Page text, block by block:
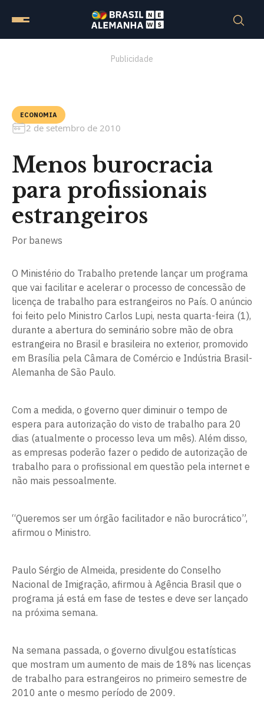
Publicidade
ECONOMIA
2 de setembro de 2010
Menos burocracia
para profissionais
estrangeiros
Por banews
O Ministério do Trabalho pretende lançar um programa
que vai facilitar e acelerar o processo de concessão de
licença de trabalho para estrangeiros no País. O anúncio
foi feito pelo Ministro Carlos Lupi, nesta quarta-feira (1),
durante a abertura do seminário sobre mão de obra
estrangeira no Brasil e brasileira no exterior, promovido
em Brasília pela Câmara de Comércio e Indústria Brasil-
Alemanha de São Paulo.
Com a medida, o governo quer diminuir o tempo de
espera para autorização do visto de trabalho para 20
dias (atualmente o processo leva um mês). Além disso,
as empresas poderão fazer o pedido de autorização de
trabalho para o profissional em questão pela internet e
não mais pessoalmente.
“Queremos ser um órgão facilitador e não burocrático”,
afirmou o Ministro.
Paulo Sérgio de Almeida, presidente do Conselho
Nacional de Imigração, afirmou à Agência Brasil que o
programa já está em fase de testes e deve ser lançado
na próxima semana.
Na semana passada, o governo divulgou estatísticas
que mostram um aumento de mais de 18% nas licenças
de trabalho para estrangeiros no primeiro semestre de
2010 ante o mesmo período de 2009.